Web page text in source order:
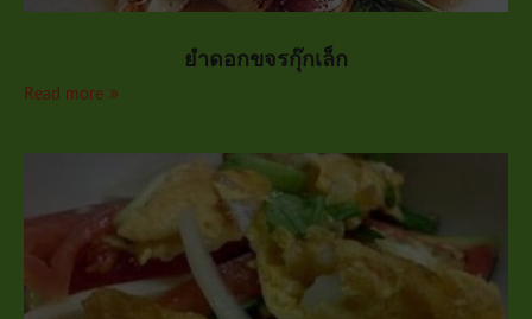
ยำดอกขจรกุ๊กเล็ก
Read more